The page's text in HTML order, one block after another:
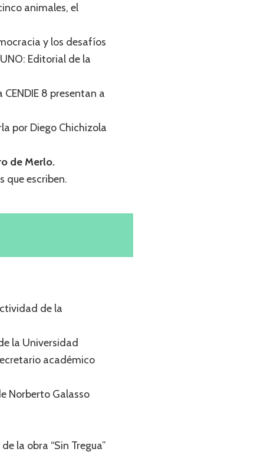
animales, el
y los desafíos
Editorial de la
8 presentan a
por Diego Chichizola
de Merlo.
que escriben.
de la
la Universidad
académico
Norberto Galasso
la obra “Sin Tregua”